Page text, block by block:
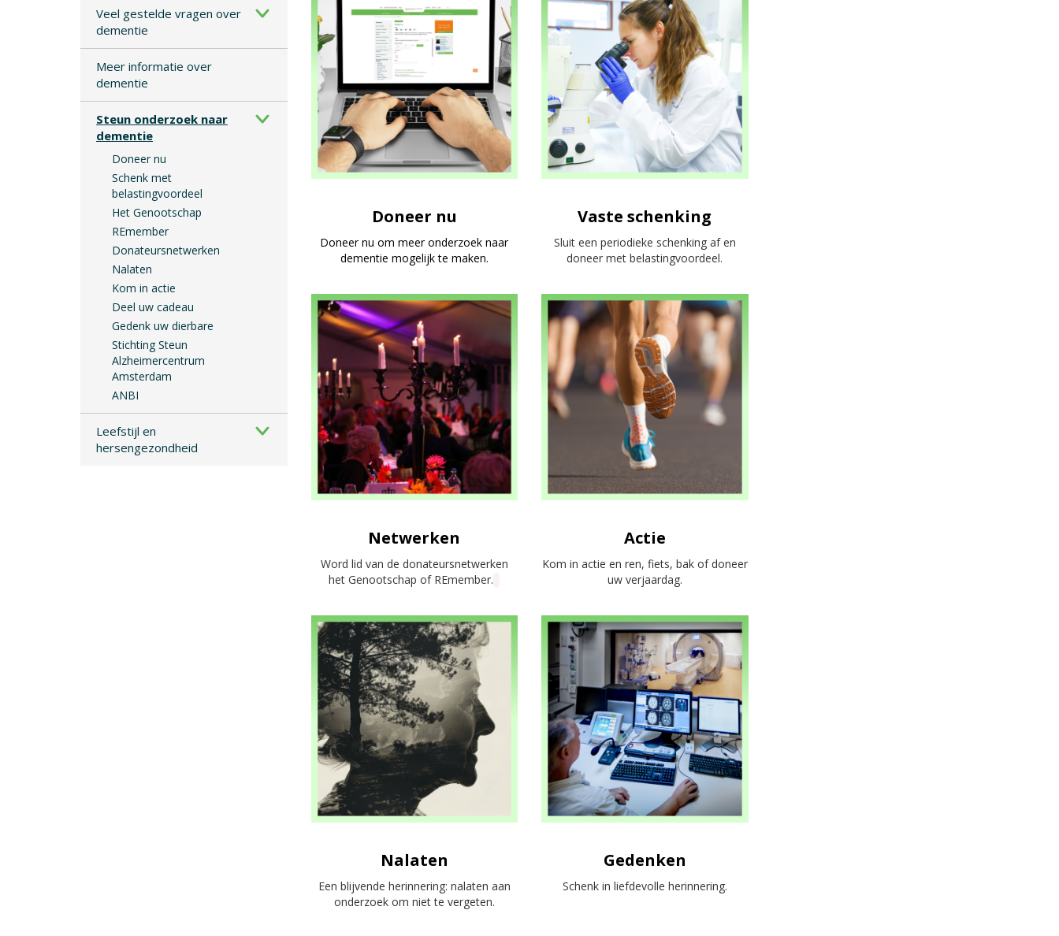
Veel gestelde vragen over
dementie
Meer informatie over
dementie
Steun onderzoek naar
dementie
Doneer nu
Schenk met
belastingvoordeel
Het Genootschap
REmember
Donateursnetwerken
Nalaten
Kom in actie
Deel uw cadeau
Gedenk uw dierbare
Stichting Steun
Alzheimercentrum
Amsterdam
ANBI
Leefstijl en
hersengezondheid
Doneer nu
Doneer nu om meer onderzoek naar
dementie mogelijk te maken.
Vaste schenking
Sluit een periodieke schenking af en
doneer met belastingvoordeel.
Netwerken
Word lid van de donateursnetwerken
het Genootschap of REmember.
Actie
Kom in actie en ren, fiets, bak of doneer
uw verjaardag.
Nalaten
Een blijvende herinnering: nalaten aan
onderzoek om niet te vergeten.
Gedenken
Schenk in liefdevolle herinnering.